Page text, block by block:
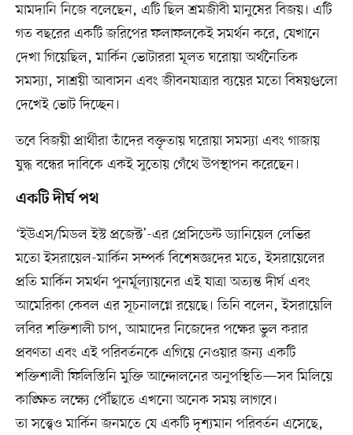
মামদানি নিজে বলেছেন, এটি ছিল শ্রমজীবী মানুষের বিজয়। এটি
গত বছরের একটি জরিপের ফলাফলকেই সমর্থন করে, যেখানে
দেখা গিয়েছিল, মার্কিন ভোটাররা মূলত ঘরোয়া অর্থনৈতিক
সমস্যা, সাশ্রয়ী আবাসন এবং জীবনযাত্রার ব্যয়ের মতো বিষয়গুলো
দেখেই ভোট দিচ্ছেন।
তবে বিজয়ী প্রার্থীরা তাঁদের বক্তৃতায় ঘরোয়া সমস্যা এবং গাজায়
যুদ্ধ বন্ধের দাবিকে একই সুতোয় গেঁথে উপস্থাপন করেছেন।
একটি দীর্ঘ পথ
‘ইউএস/মিডল ইস্ট প্রজেক্ট’-এর প্রেসিডেন্ট ড্যানিয়েল লেভির
মতো ইসরায়েল-মার্কিন সম্পর্ক বিশেষজ্ঞদের মতে, ইসরায়েলের
প্রতি মার্কিন সমর্থন পুনর্মূল্যায়নের এই যাত্রা অত্যন্ত দীর্ঘ এবং
আমেরিকা কেবল এর সূচনালগ্নে রয়েছে। তিনি বলেন, ইসরায়েলি
লবির শক্তিশালী চাপ, আমাদের নিজেদের পক্ষের ভুল করার
প্রবণতা এবং এই পরিবর্তনকে এগিয়ে নেওয়ার জন্য একটি
শক্তিশালী ফিলিস্তিনি মুক্তি আন্দোলনের অনুপস্থিতি—সব মিলিয়ে
কাঙ্ক্ষিত লক্ষ্যে পৌঁছাতে এখনো অনেক সময় লাগবে।
তা সত্ত্বেও মার্কিন জনমতে যে একটি দৃশ্যমান পরিবর্তন এসেছে,